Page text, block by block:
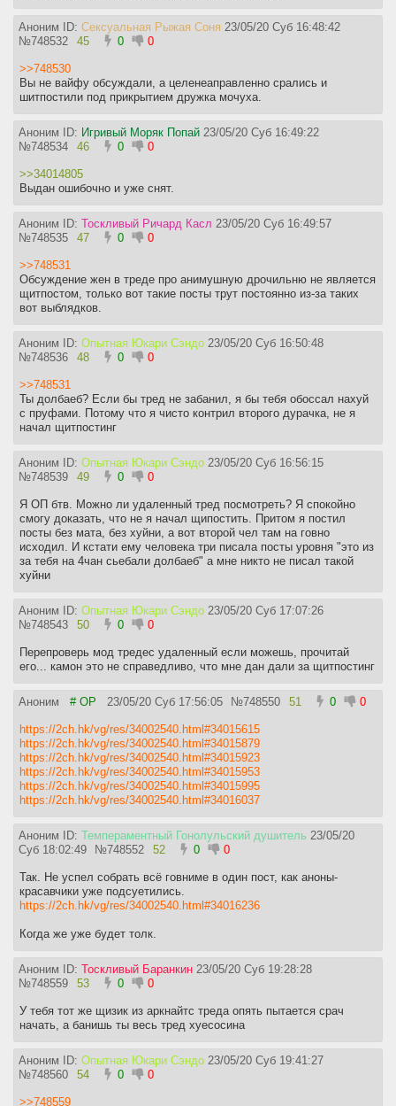
Аноним ID: Сексуальная Рыжая Соня 23/05/20 Суб 16:48:42
№748532 45 0 0
>>748530
Вы не вайфу обсуждали, а целенеаправленно срались и
шитпостили под прикрытием дружка мочуха.
Аноним ID: Игривый Моряк Попай 23/05/20 Суб 16:49:22
№748534 46 0 0
>>34014805
Выдан ошибочно и уже снят.
Аноним ID: Тоскливый Ричард Касл 23/05/20 Суб 16:49:57
№748535 47 0 0
>>748531
Обсуждение жен в треде про анимушную дрочильню не является
щитпостом, только вот такие посты трут постоянно из-за таких
вот выблядков.
Аноним ID: Опытная Юкари Сэндо 23/05/20 Суб 16:50:48
№748536 48 0 0
>>748531
Ты долбаеб? Если бы тред не забанил, я бы тебя обоссал нахуй
с пруфами. Потому что я чисто контрил второго дурачка, не я
начал щитпостинг
Аноним ID: Опытная Юкари Сэндо 23/05/20 Суб 16:56:15
№748539 49 0 0
Я ОП бтв. Можно ли удаленный тред посмотреть? Я спокойно
смогу доказать, что не я начал щипостить. Притом я постил
посты без мата, без хуйни, а вот второй чел там на говно
исходил. И кстати ему человека три писала посты уровня "это из
за тебя на 4чан сьебали долбаеб" а мне никто не писал такой
хуйни
Аноним ID: Опытная Юкари Сэндо 23/05/20 Суб 17:07:26
№748543 50 0 0
Перепроверь мод тредес удаленный если можешь, прочитай
его... камон это не справедливо, что мне дан дали за щитпостинг
Аноним # OP 23/05/20 Суб 17:56:05 №748550 51 0 0
https://2ch.hk/vg/res/34002540.html#34015615
https://2ch.hk/vg/res/34002540.html#34015879
https://2ch.hk/vg/res/34002540.html#34015923
https://2ch.hk/vg/res/34002540.html#34015953
https://2ch.hk/vg/res/34002540.html#34015995
https://2ch.hk/vg/res/34002540.html#34016037
Аноним ID: Темпераментный Гонолульский душитель 23/05/20
Суб 18:02:49
№748552 52 0 0
Так. Не успел собрать всё говниме в один пост, как аноны-
красавчики уже подсуетились.
https://2ch.hk/vg/res/34002540.html#34016236
Когда же уже будет толк.
Аноним ID: Тоскливый Баранкин 23/05/20 Суб 19:28:28
№748559 53 0 0
У тебя тот же щизик из аркнайтс треда опять пытается срач
начать, а банишь ты весь тред хуесосина
Аноним ID: Опытная Юкари Сэндо 23/05/20 Суб 19:41:27
№748560 54 0 0
>>748559